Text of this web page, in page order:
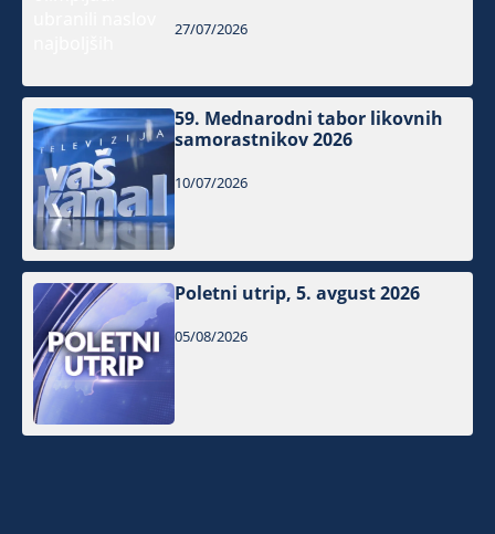
27/07/2026
59. Mednarodni tabor likovnih
samorastnikov 2026
10/07/2026
Poletni utrip, 5. avgust 2026
05/08/2026